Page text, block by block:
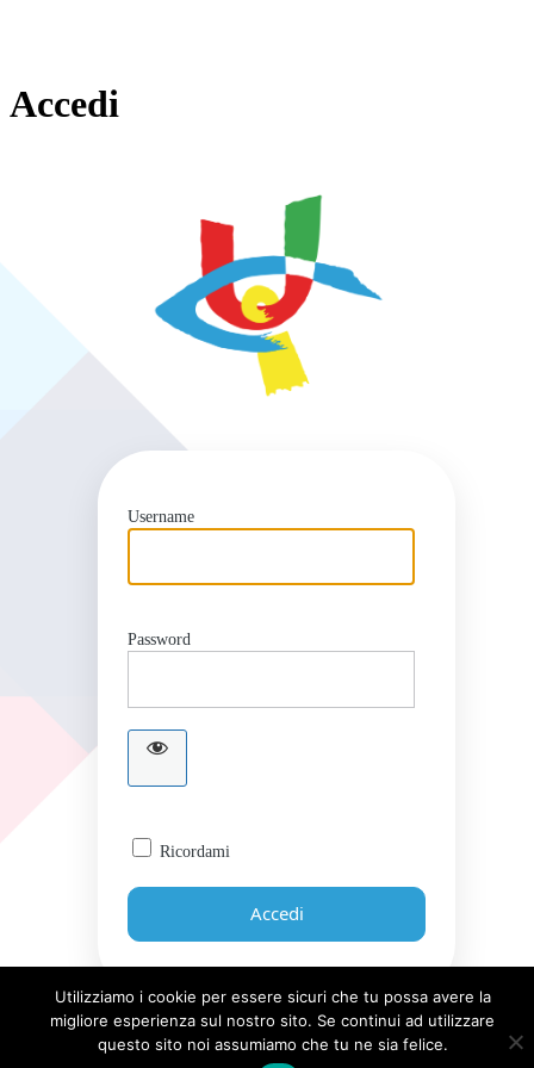
Accedi
Username
Password
Ricordami
Password dimenticata?
Utilizziamo i cookie per essere sicuri che tu possa avere la
migliore esperienza sul nostro sito. Se continui ad utilizzare
questo sito noi assumiamo che tu ne sia felice.